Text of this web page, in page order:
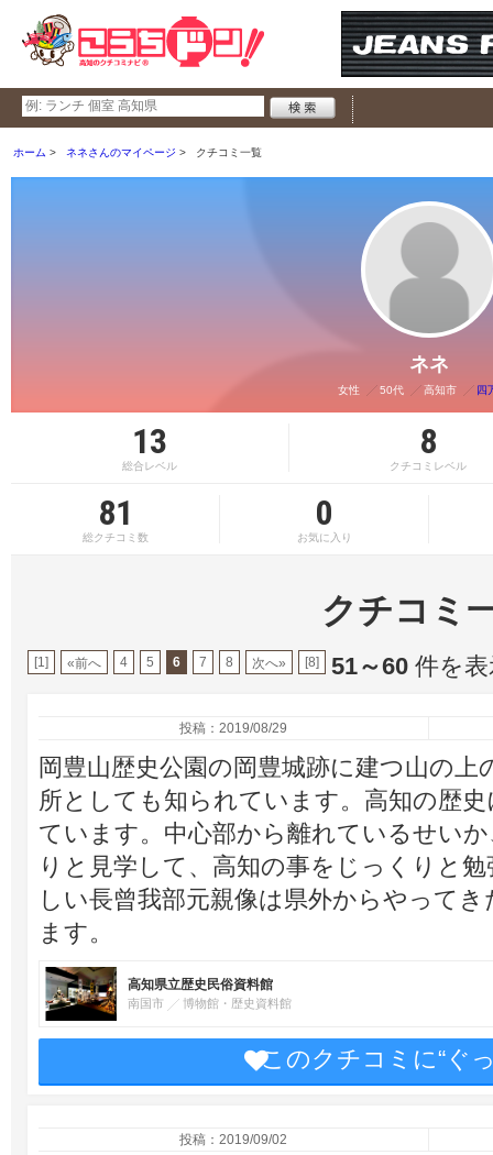
ホーム ネネさんのマイページ クチコミ一覧
ネネ
女性 50代 高知市 四
13
総合レベル
8
クチコミレベル
81
総クチコミ数
0
お気に入り
クチコミ
[1] «前へ 4 5 6 7 8 次へ» [8] 51～60 件を
投稿：2019/08/29
岡豊山歴史公園の岡豊城跡に建つ山の
所としても知られています。高知の歴
ています。中心部から離れているせい
りと見学して、高知の事をじっくりと
しい長曾我部元親像は県外からやって
ます。
高知県立歴史民俗資料館
南国市 博物館・歴史資料館
このクチコミに“ぐ
投稿：2019/09/02